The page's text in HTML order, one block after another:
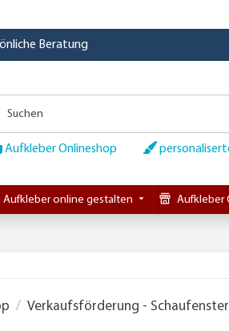
Beratung
Aufkleber Onlineshop
Aufkleber online gestalten Aufkleber
Verkaufsförderung -